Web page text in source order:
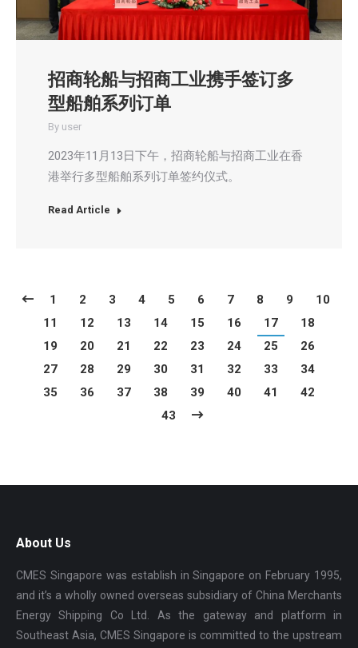
招商轮船与招商工业携手签订多
型船舶系列订单
By user
2023年11月13日下午，招商轮船与招商工业在香
港举行多型船舶系列订单签约仪式。
Read Article
1 2 3 4 5 6 7 8 9
10
11
12 13 14 15 16 17
18
19
20 21 22 23 24 25
26
27
28 29 30 31 32 33
34
35
36 37 38 39 40 41
42
43
About Us
CMES Singapore was establish in Singapore on February 1995,
and it’s a wholly owned overseas subsidiary of China Merchants
Energy Shipping Co Ltd. As the gateway and platform in
Southeast Asia, CMES Singapore is committed to the upstream